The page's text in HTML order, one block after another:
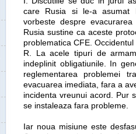
care Rusia si le-a asumat
vorbeste despre
Rusia sustine ca aceste
problematica CFE.
R. La acele tipuri de
indeplinit obligatiunile. In
reglementarea problemei
evacuarea imediata, fara a
incidenta vreunui acord. Pur
se instaleaza fara probleme.
Iar noua misiune este